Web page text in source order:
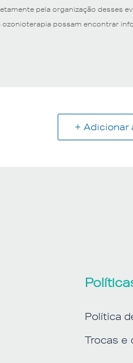
pela organização desses
possam encontrar
+ Adicionar
Política
Trocas e